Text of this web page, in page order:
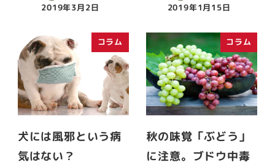
2019年3月2日 2019年1月15日
コラム
犬には風邪という病
気はない？
コラム
秋の味覚「ぶどう」
に注意。ブドウ中毒